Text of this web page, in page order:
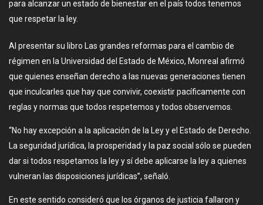
para alcanzar un estado de bienestar en el país todos tenemos
que respetar la ley.
Al presentar su libro Las grandes reformas para el cambio de
régimen en la Universidad del Estado de México, Monreal afirmó
que quienes enseñan derecho a las nuevas generaciones tienen
que inculcarles que hay que convivir, coexistir pacíficamente con
reglas y normas que todos respetemos y todos observemos.
“No hay excepción a la aplicación de la Ley y el Estado de Derecho.
La seguridad jurídica, la prosperidad y la paz social sólo se pueden
dar si todos respetamos la ley y sí debe aplicarse la ley a quienes
vulneran las disposiciones jurídicas”, señaló.
En este sentido consideró que los órganos de justicia fallaron y